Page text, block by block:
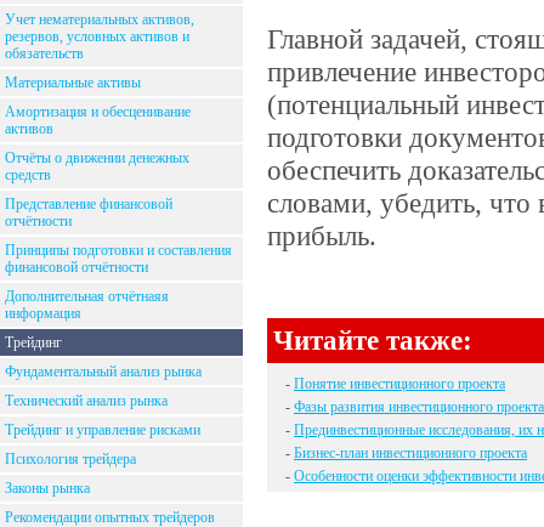
Учет нематериальных активов,
резервов, условных активов и
обязательств
Материальные активы
Амортизация и обесценивание
активов
Отчёты о движении денежных
средств
Представление финансовой
отчётности
Принципы подготовки и составления
финансовой отчётности
Дополнительная отчётнаяя
информация
Трейдинг
Фундаментальный анализ рынка
Технический анализ рынка
Трейдинг и управление рисками
Психология трейдера
Законы рынка
Рекомендации опытных трейдеров
Главной задачей,
привлечение
(потенциальный
подготовки
обеспечить
словами, убедить,
прибыль.
Читайте также:
- Понятие инвестиционного проекта
- Фазы развития инвестиционного проекта
- Прединвестиционные исследования, их
- Бизнес-план инвестиционного проекта
- Особенности оценки эффективности